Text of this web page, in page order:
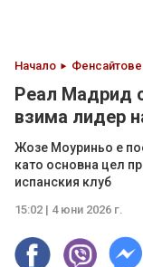
Начало Фенсайтове
Реал Мадрид
взима лидер
Жозе Моуриньо е
като основна цел
испанския клуб
15:02 | 4 юни 2026 г.